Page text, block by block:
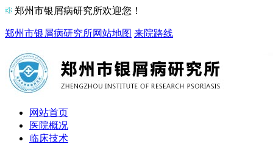
郑州市银屑病研究所欢迎您！
郑州市银屑病研究所网站地图 来院路线
网站首页
医院概况
临床技术